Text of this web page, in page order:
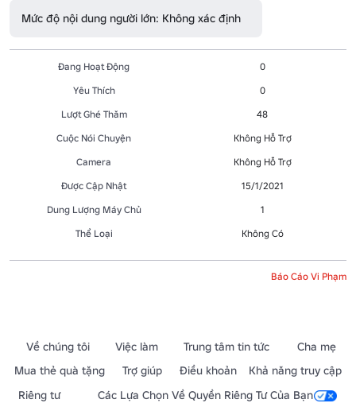
Mức độ nội dung người lớn: Không xác định
Đang Hoạt Động
0
Yêu Thích
0
Lượt Ghé Thăm
48
Cuộc Nói Chuyện
Không Hỗ Trợ
Camera
Không Hỗ Trợ
Được Cập Nhật
15/1/2021
Dung Lượng Máy Chủ
1
Thể Loại
Không Có
Báo Cáo Vi Phạm
Về chúng tôi Việc làm Trung tâm tin tức
Cha mẹ
Mua thẻ quà tặng
Trợ giúp Điều khoản
Khả năng truy cập
Riêng tư
Các Lựa Chọn Về Quyền Riêng Tư Của Bạn